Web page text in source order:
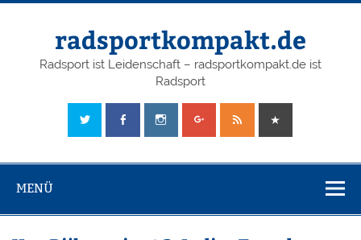
radsportkompakt.de
Radsport ist Leidenschaft – radsportkompakt.de ist
Radsport
MENÜ